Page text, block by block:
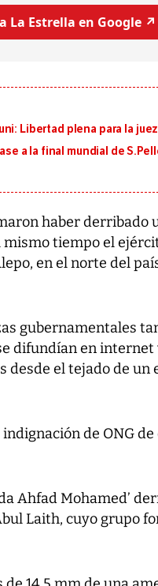
La Estrella en Google ↗️
Libertad plena para la
a la final mundial de
haber derribado
mismo tiempo el
en el norte del
gubernamentales
difundían en
el tejado de un
de ONG
Ahfad Mohamed’
Laith, cuyo grupo
al sur